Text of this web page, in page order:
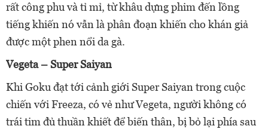
rất công phu và tỉ mỉ, từ khâu dựng phim đến lồng
tiếng khiến nó vẫn là phân đoạn khiến cho khán giả
được một phen nổi da gà.
Vegeta – Super Saiyan
Khi Goku đạt tới cảnh giới Super Saiyan trong cuộc
chiến với Freeza, có vẻ như Vegeta, người không có
trái tim đủ thuần khiết để biến thân, bị bỏ lại phía sau